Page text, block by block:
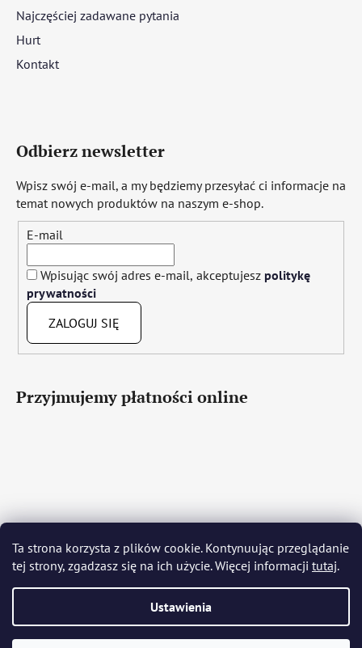
Ta strona korzysta z plików cookie. Kontynuując przeglądanie
tej strony, zgadzasz się na ich użycie. Więcej informacji tutaj.
Ustawienia
Najczęściej zadawane pytania
Hurt
Kontakt
Odbierz newsletter
Wpisz swój e-mail, a my będziemy przesyłać ci informacje na
temat nowych produktów na naszym e-shop.
E-mail
Wpisując swój adres e-mail, akceptujesz politykę
prywatności
ZALOGUJ SIĘ
Przyjmujemy płatności online
Język polski Română Italiano Español
Français
Português Български Hrvatski Slovenščina Srpski
Nederlands Українська Ελληνικά Svenska Dansk